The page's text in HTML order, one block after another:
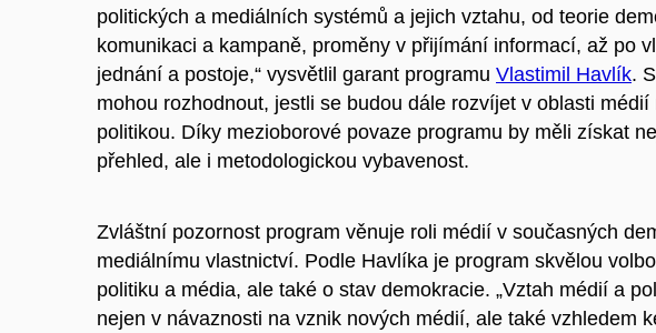
politických a mediálních systémů a jejich vztahu, od teorie
komunikaci a kampaně, proměny v přijímání informací, až po
jednání a postoje,“ vysvětlil garant programu Vlastimil Havlík.
mohou rozhodnout, jestli se budou dále rozvíjet v oblasti
politikou. Díky mezioborové povaze programu by měli získat
přehled, ale i metodologickou vybavenost.
Zvláštní pozornost program věnuje roli médií v současných
mediálnímu vlastnictví. Podle Havlíka je program skvělou
politiku a média, ale také o stav demokracie. „Vztah médií a
nejen v návaznosti na vznik nových médií, ale také vzhledem